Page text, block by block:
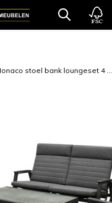
stoel bank loungeset 4 ...